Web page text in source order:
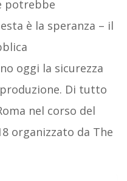
potrebbe
è la speranza – il
oggi la sicurezza
Di tutto
nel corso del
organizzato da The